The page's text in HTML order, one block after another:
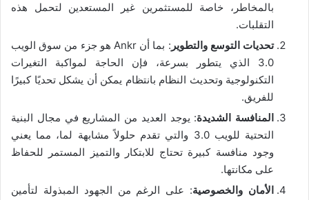
بالمخاطر، خاصة للمستثمرين غير المستعدين لتحمل هذه
التقلبات.
تحديات التوسع والتطوير
: بما أن Ankr هو جزء من سوق الويب
3.0 الذي يتطور بسرعة، فإن الحاجة لمواكبة التغيرات
التكنولوجية وتحديث النظام بانتظام يمكن أن يشكل تحديًا كبيرًا
للفريق.
المنافسة الشديدة: يوجد العديد من المشاريع في مجال البنية
التحتية للويب 3.0 والتي تقدم حلولاً مشابهة لما، مما يعني
وجود منافسة كبيرة تحتاج للابتكار والتميز المستمر للحفاظ
على مكانتها.
الأمان والخصوصية: على الرغم من الجهود المبذولة لتأمين